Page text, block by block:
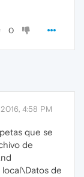
0
2016, 4:58 PM
que se
de
de